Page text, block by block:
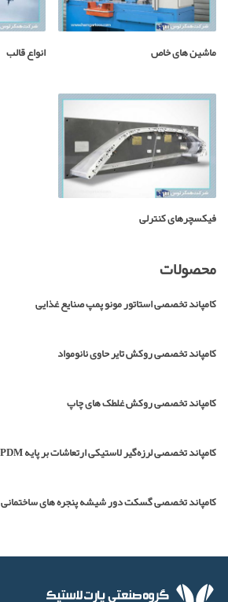
ماشین های خاص انواع قالب
فیکسچرهای کنترلی
محصولات
کامپاند تخصصی استاتور مونو پمپ صنایع غذایی
کامپاند تخصصی روکش تایر حاوی نانومواد
کامپاند تخصصی روکش غلطک های چاپ
کامپاند تخصصی لرزه‌گیر لاستیکی ارتعاشات بر پایه EPDM و NR/SBR
کامپاند تخصصی گسکت دور شیشه پنجره های ساختمانی